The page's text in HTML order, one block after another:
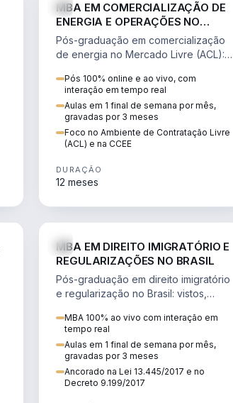
MBA EM COMERCIALIZAÇÃO DE
ENERGIA E OPERAÇÕES NO
MERCADO LIVRE
Pós-graduação em comercialização
de energia no Mercado Livre (ACL):
risco e migração de clientes.
Pós 100% online e ao vivo, com
interação em tempo real
Aulas em 1 final de semana por mês,
gravadas por 3 meses
Foco no Ambiente de Contratação Livre
(ACL) e na CCEE
DURAÇÃO
12 meses
MBA EM DIREITO IMIGRATÓRIO E
REGULARIZAÇÕES NO BRASIL
Pós-graduação em direito imigratório
e regularização no Brasil: vistos,
tributação do imigrante.
MBA 100% ao vivo com interação em
tempo real
Aulas em 1 final de semana por mês,
gravadas por 3 meses
Ancorado na Lei 13.445/2017 e no
Decreto 9.199/2017